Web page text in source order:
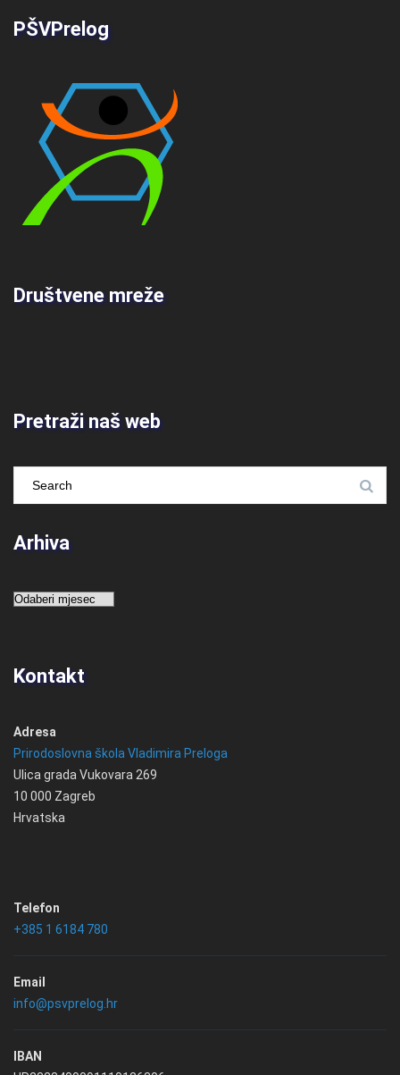
PŠVPrelog
Društvene mreže
Pretraži naš web
Arhiva
Arhiva
Kontakt
Adresa
Prirodoslovna škola Vladimira Preloga
Ulica grada Vukovara 269
10 000 Zagreb
Hrvatska
Telefon
+385 1 6184 780
Email
info@psvprelog.hr
IBAN